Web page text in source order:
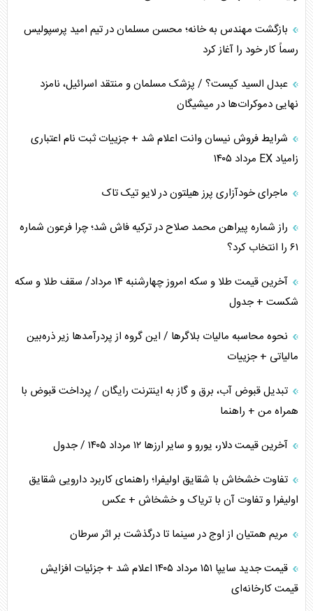
اهمیت راهبردی اردن برای آمریکا
همسویی عربستان با سنتکام علیه متحدان ایران
ترامپ و توهم خلع سلاح حماس
چرا کویت به دنبال شریک امنیتی جدید است؟
اعتراف غرب به قدرت ایران در تثبیت معادلات
خطای راهبردی ترامپ مقابل برزیل
بازگشت مهندس به خانه؛ محسن مسلمان در تیم امید پرسپولیس
رسماً کار خود را آغاز کرد
عبدل السید کیست؟ / پزشک مسلمان و منتقد اسرائیل، نامزد
نهایی دموکرات‌ها در میشیگان
شرایط فروش نیسان وانت اعلام شد + جزییات ثبت نام اعتباری
زامیاد EX مرداد ۱۴۰۵
ماجرای خودآزاری پرز هیلتون در لایو تیک تاک
راز شماره پیراهن محمد صلاح در ترکیه فاش شد؛ چرا فرعون شماره
۶۱ را انتخاب کرد؟
آخرین قیمت طلا و سکه امروز چهارشنبه ۱۴ مرداد/ سقف طلا و سکه
شکست + جدول
نحوه محاسبه مالیات بلاگر‌ها / این گروه از پردرآمد‌ها زیر ذره‌بین
مالیاتی + جزییات
تبدیل قبوض آب، برق و گاز به اینترنت رایگان / پرداخت قبوض با
همراه من + راهنما
آخرین قیمت دلار، یورو و سایر ارز‌ها ۱۲ مرداد ۱۴۰۵ / جدول
تفاوت خشخاش با شقایق اولیفرا؛ راهنمای کاربرد دارویی شقایق
اولیفرا و تفاوت آن با تریاک و خشخاش + عکس
مریم همتیان از اوج در سینما تا درگذشت بر اثر سرطان
قیمت جدید سایپا ۱۵۱ مرداد ۱۴۰۵ اعلام شد + جزئیات افزایش
قیمت کارخانه‌ای